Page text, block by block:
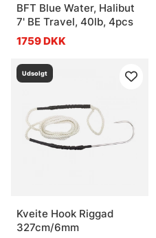
BFT Blue Water, Halibut
7' BE Travel, 40lb, 4pcs
1759 DKK
Udsolgt
Kveite Hook Riggad
327cm/6mm